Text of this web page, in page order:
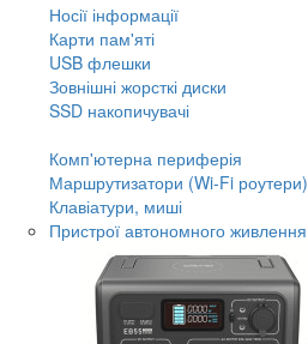
Носії інформації
Карти пам'яті
USB флешки
Зовнішні жорсткі диски
SSD накопичувачі
Комп'ютерна периферія
Маршрутизатори (Wi-Fi роутери)
Клавіатури, миші
Пристрої автономного живлення